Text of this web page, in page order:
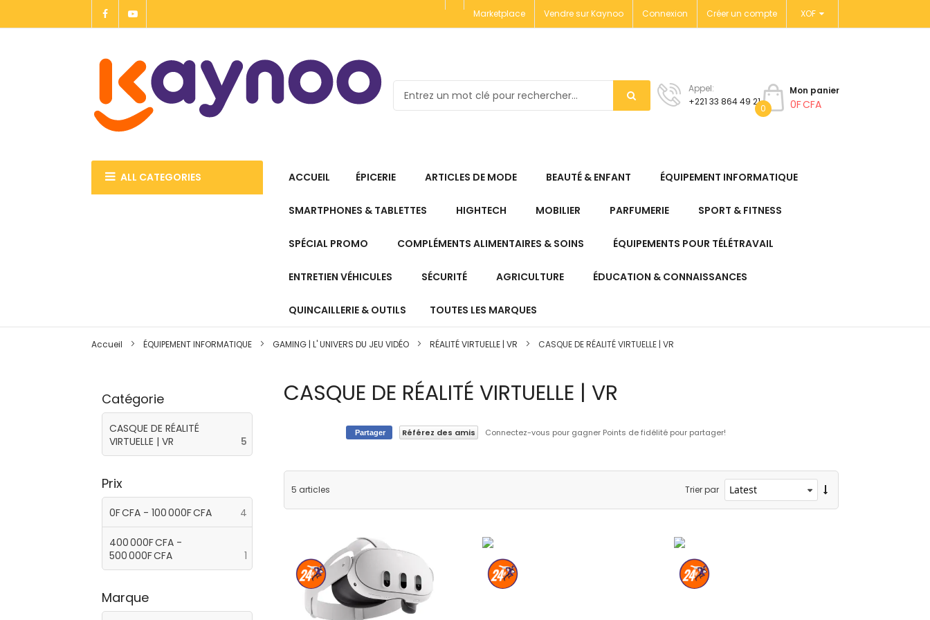
XOF
Marketplace Vendre sur Kaynoo Connexion
Créer un compte
contenu
Mon panier
0F CFA
0
Appel:
+221 33 864 49 21
ALL CATEGORIES ACCUEIL ÉPICERIE ARTICLES DE MODE BEAUTÉ & ENFANT ÉQUIPEMENT INFORMATIQUE
SMARTPHONES & TABLETTES HIGHTECH MOBILIER PARFUMERIE SPORT & FITNESS
SPÉCIAL PROMO COMPLÉMENTS ALIMENTAIRES & SOINS ÉQUIPEMENTS POUR TÉLÉTRAVAIL
ENTRETIEN VÉHICULES SÉCURITÉ AGRICULTURE ÉDUCATION & CONNAISSANCES
QUINCAILLERIE & OUTILS TOUTES LES MARQUES
Accueil ÉQUIPEMENT INFORMATIQUE GAMING | L' UNIVERS DU JEU VIDÉO RÉALITÉ VIRTUELLE | VR CASQUE DE RÉALITÉ VIRTUELLE | VR
CASQUE DE RÉALITÉ VIRTUELLE | VR
Partager Référez des amis Connectez-vous pour gagner Points de fidélité pour partager!
5 articles Trier par
Catégorie
CASQUE DE RÉALITÉ
VIRTUELLE | VR
5articles
Prix
0F CFA - 100 000F CFA 4articles
400 000F CFA -
500 000F CFA
1article
Marque